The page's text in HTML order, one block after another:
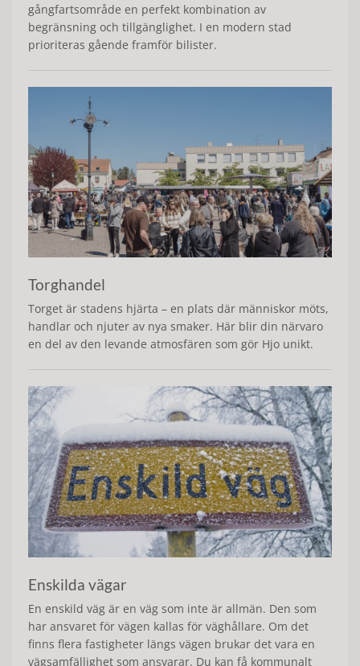
gångfartsområde en perfekt kombination av
begränsning och tillgänglighet. I en modern stad
prioriteras gående framför bilister.
Torghandel
Torget är stadens hjärta – en plats där människor möts,
handlar och njuter av nya smaker. Här blir din närvaro
en del av den levande atmosfären som gör Hjo unikt.
Enskilda vägar
En enskild väg är en väg som inte är allmän. Den som
har ansvaret för vägen kallas för väghållare. Om det
finns flera fastigheter längs vägen brukar det vara en
vägsamfällighet som ansvarar. Du kan få kommunalt